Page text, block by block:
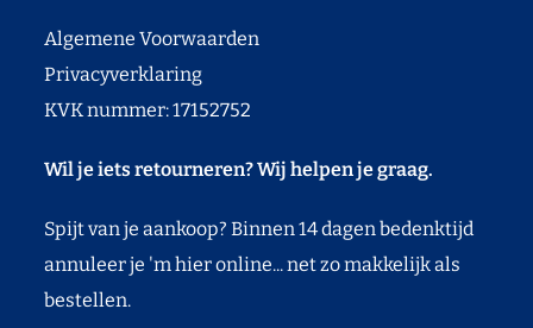
Algemene Voorwaarden
Privacyverklaring
KVK nummer: 17152752
Wil je iets retourneren? Wij helpen je graag.
Spijt van je aankoop? Binnen 14 dagen bedenktijd
annuleer je 'm hier online... net zo makkelijk als
bestellen.